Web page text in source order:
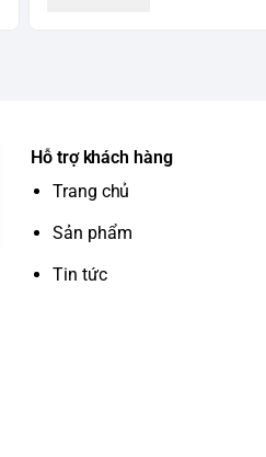
Hỗ trợ khách hàng
Trang chủ
Sản phẩm
Tin tức